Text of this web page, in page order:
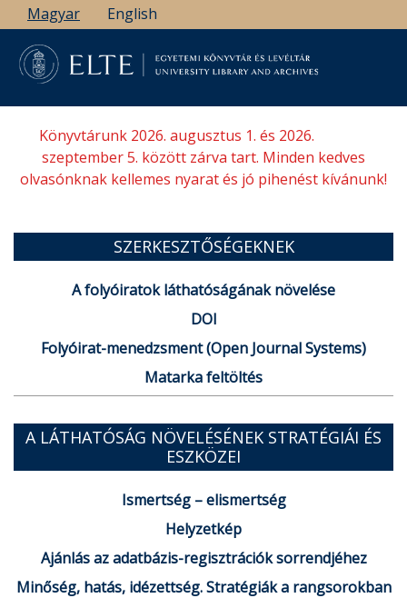
Ugrás
a
tartalomra
Magyar English
Könyvtárunk 2026. augusztus 1. és 2026.
szeptember 5. között zárva tart. Minden kedves
olvasónknak kellemes nyarat és jó pihenést kívánunk!
SZERKESZTŐSÉGEKNEK
A folyóiratok láthatóságának növelése
DOI
Folyóirat-menedzsment (Open Journal Systems)
Matarka feltöltés
A LÁTHATÓSÁG NÖVELÉSÉNEK STRATÉGIÁI ÉS
ESZKÖZEI
Ismertség – elismertség
Helyzetkép
Ajánlás az adatbázis-regisztrációk sorrendjéhez
Minőség, hatás, idézettség. Stratégiák a rangsorokban